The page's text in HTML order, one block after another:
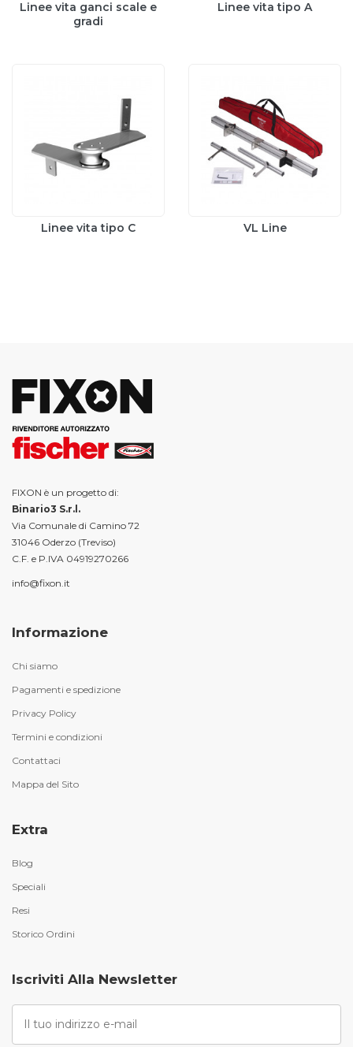
Linee vita ganci scale e
gradi
Linee vita tipo A
Linee vita tipo C VL Line
FIXON è un progetto di:
Binario3 S.r.l.
Via Comunale di Camino 72
31046 Oderzo (Treviso)
C.F. e P.IVA 04919270266
info@fixon.it
Informazione
Chi siamo
Pagamenti e spedizione
Privacy Policy
Termini e condizioni
Contattaci
Mappa del Sito
Extra
Blog
Speciali
Resi
Storico Ordini
Iscriviti Alla Newsletter